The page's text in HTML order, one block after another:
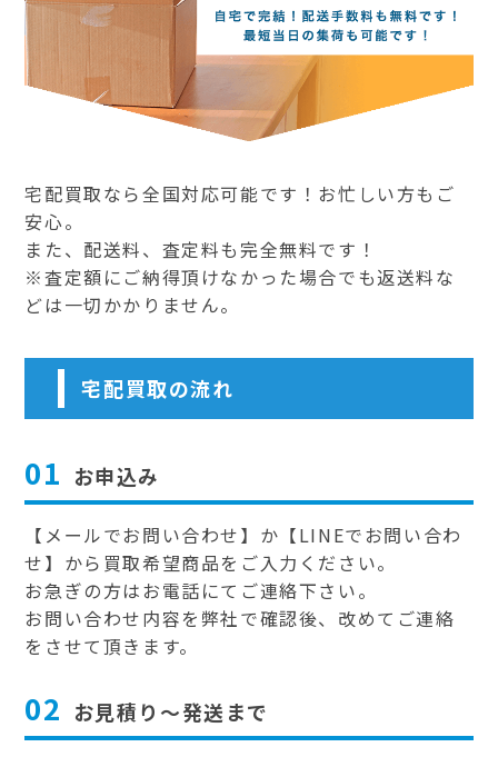
宅配買取なら全国対応可能です！お忙しい方もご
安心。
また、配送料、査定料も完全無料です！
※査定額にご納得頂けなかった場合でも返送料な
どは一切かかりません。
宅配買取の流れ
01 お申込み
【メールでお問い合わせ】か【LINEでお問い合わ
せ】から買取希望商品をご入力ください。
お急ぎの方はお電話にてご連絡下さい。
お問い合わせ内容を弊社で確認後、改めてご連絡
をさせて頂きます。
02 お見積り～発送まで